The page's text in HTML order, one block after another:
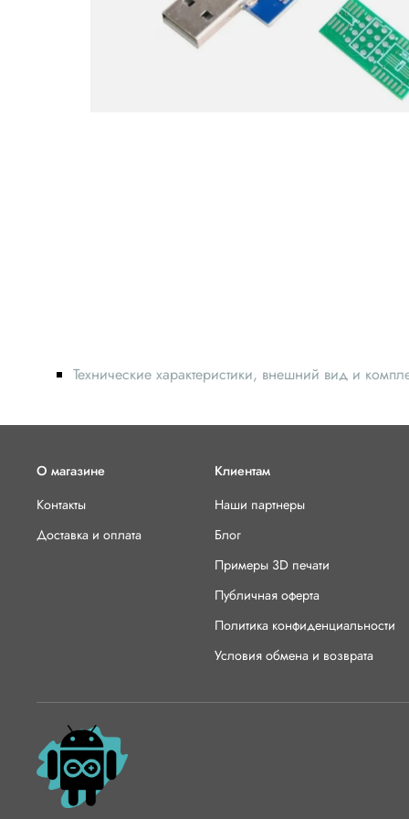
Технические характеристики, внешний вид и
О магазине
Контакты
Доставка и оплата
Клиентам
Наши партнеры
Блог
Примеры 3D печати
Публичная оферта
Политика конфиденциальности
Условия обмена и возврата